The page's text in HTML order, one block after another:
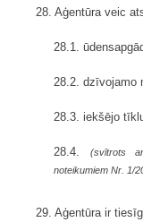
28. Aģentūra veic
28.1.
28.2. dzīvojamo
28.3. iekšējo
28.4. (svītrots
noteikumiem Nr. 1/
29. Aģentūra ir